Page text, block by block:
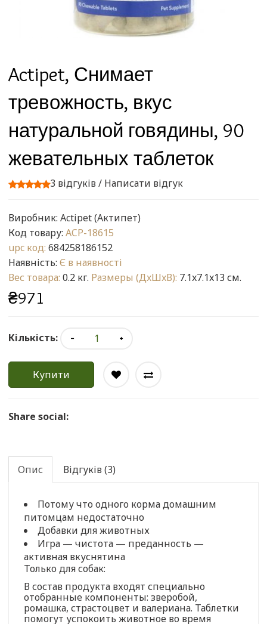
Actipet, Снимает
тревожность, вкус
натуральной говядины, 90
жевательных таблеток
3 відгуків/ Написати відгук
Виробник: Actipet (Актипет)
Код товару: ACP-18615
upc код: 684258186152
Наявність: Є в наявності
Вес товара: 0.2 кг. Размеры (ДxШxВ): 7.1x7.1x13 см.
₴971
Кількість:
Купити
Share social:
Опис Відгуків (3)
Потому что одного корма домашним
питомцам недостаточно
Добавки для животных
Игра — чистота — преданность —
активная вкуснятина
Только для собак:
В состав продукта входят специально
отобранные компоненты: зверобой,
ромашка, страстоцвет и валериана. Таблетки
помогут успокоить животное во время